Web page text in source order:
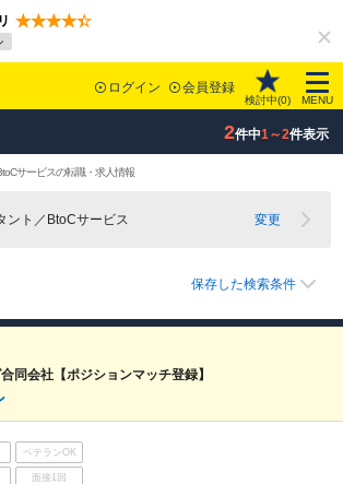
ログイン 会員登録
検討中(0) MENU
2件中1～2件表示
サービスの転職・求人情報
ント／BtoCサービス 変更
保存した検索条件
同会社【ポジションマッチ登録】
ベテランOK
面接1回